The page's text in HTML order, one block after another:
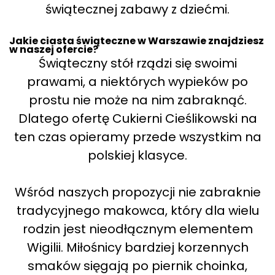
świątecznej zabawy z dziećmi.
Jakie ciasta świąteczne w Warszawie znajdziesz
w naszej ofercie?
Świąteczny stół rządzi się swoimi
prawami, a niektórych wypieków po
prostu nie może na nim zabraknąć.
Dlatego ofertę Cukierni Cieślikowski na
ten czas opieramy przede wszystkim na
polskiej klasyce.
Wśród naszych propozycji nie zabraknie
tradycyjnego makowca, który dla wielu
rodzin jest nieodłącznym elementem
Wigilii. Miłośnicy bardziej korzennych
smaków sięgają po piernik choinka,